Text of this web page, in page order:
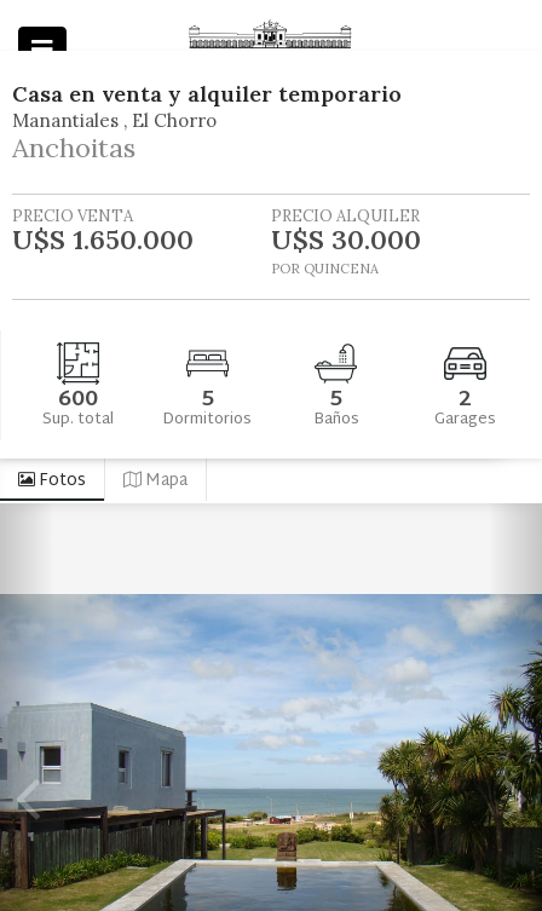
Casa en venta y alquiler temporario
Manantiales El Chorro
Anchoitas
PRECIO VENTA
U$S 1.650.000
PRECIO ALQUILER
U$S 30.000
POR QUINCENA
600
Sup. total 5
Dormitorios 5
Baños 2
Garages
Fotos Mapa